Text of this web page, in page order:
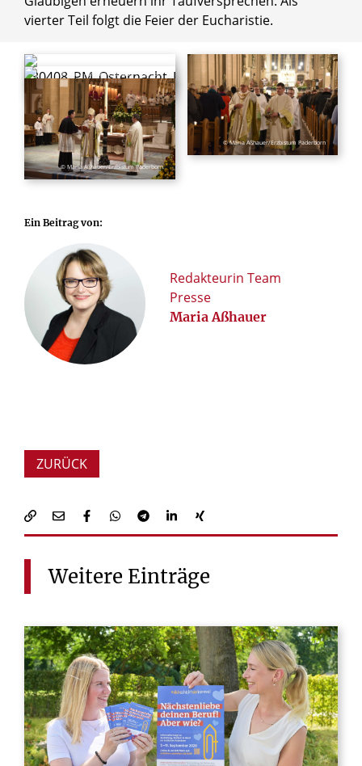
vierter Teil folgt die Feier der Eucharistie.
© Maria Aßhauer/Erzbistum Paderborn
© Maria Aßhauer/Erzbistum Paderborn
© Maria Aßhauer/Erzbistum Paderborn
© Maria Aßhauer/Erzbistum Paderborn
Ein Beitrag von:
Redakteurin Team
Presse
Maria Aßhauer
ZURÜCK
Weitere Einträge